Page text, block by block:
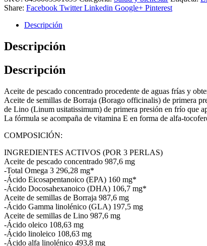
Share: Facebook Twitter Linkedin Google+ Pinterest
Descripción
Descripción
Descripción
Aceite de pescado concentrado procedente de aguas frías y
Aceite de semillas de Borraja (Borago officinalis) de primera
de Lino (Linum usitatissimum) de primera presión en frío que
La fórmula se acompaña de vitamina E en forma de alfa-
COMPOSICIÓN:
INGREDIENTES ACTIVOS (POR 3 PERLAS)
Aceite de pescado concentrado 987,6 mg
-Total Omega 3 296,28 mg*
-Ácido Eicosapentanoico (EPA) 160 mg*
-Ácido Docosahexanoico (DHA) 106,7 mg*
Aceite de semillas de Borraja 987,6 mg
-Ácido Gamma linolénico (GLA) 197,5 mg
Aceite de semillas de Lino 987,6 mg
-Ácido oleico 108,63 mg
-Ácido linoleico 108,63 mg
-Ácido alfa linolénico 493,8 mg